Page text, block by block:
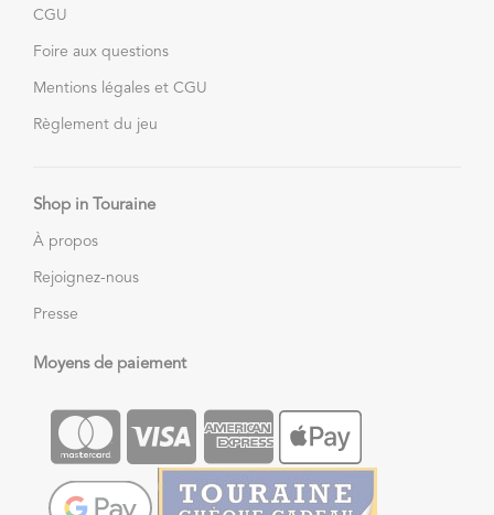
CGU
Foire aux questions
Mentions légales et CGU
Règlement du jeu
Shop in Touraine
À propos
Rejoignez-nous
Presse
Moyens de paiement